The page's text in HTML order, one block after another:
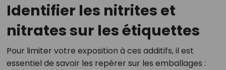
Identifier les nitrites et
nitrates sur les étiquettes
Pour limiter votre exposition à ces additifs, il est
essentiel de savoir les repérer sur les emballages :